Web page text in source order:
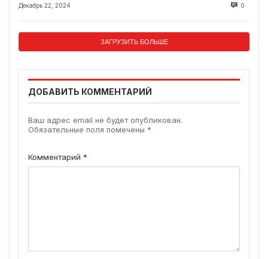
Декабрь 22, 2024 0
ЗАГРУЗИТЬ БОЛЬШЕ
ДОБАВИТЬ КОММЕНТАРИЙ
Ваш адрес email не будет опубликован.
Обязательные поля помечены *
Комментарий *